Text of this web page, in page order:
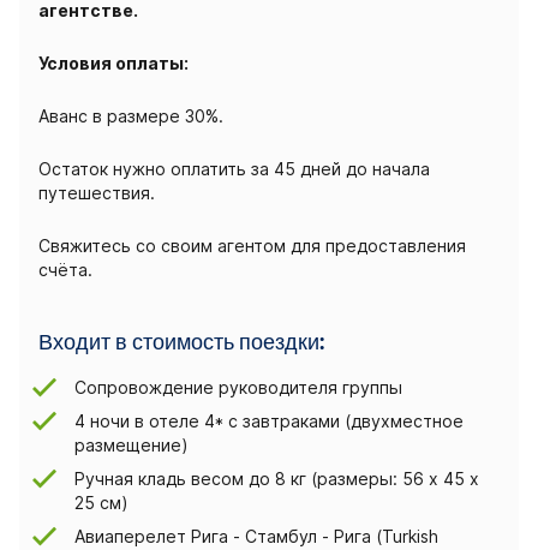
агентстве.
Условия оплаты:
Аванс в размере 30%.
Остаток нужно оплатить за 45 дней до начала
путешествия.
Свяжитесь со своим агентом для предоставления
счёта.
Входит в стоимость поездки:
Сопровождение руководителя группы
4 ночи в отеле 4* с завтраками (двухместное
размещение)
Ручная кладь весом до 8 кг (размеры: 56 x 45 x
25 см)
Авиаперелет Рига - Стамбул - Рига (Turkish